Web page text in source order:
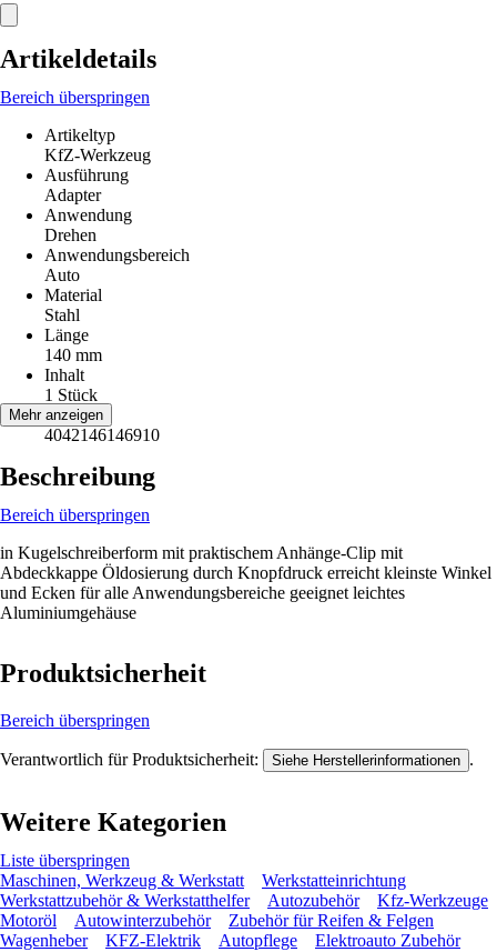
Artikeldetails
Bereich überspringen
Artikeltyp
KfZ-Werkzeug
Ausführung
Adapter
Anwendung
Drehen
Anwendungsbereich
Auto
Material
Stahl
Länge
140 mm
Inhalt
1 Stück
EAN
4042146146910
Mehr anzeigen
Beschreibung
Bereich überspringen
in Kugelschreiberform mit praktischem Anhänge-Clip mit
Abdeckkappe Öldosierung durch Knopfdruck erreicht kleinste Winkel
und Ecken für alle Anwendungsbereiche geeignet leichtes
Aluminiumgehäuse
Produktsicherheit
Bereich überspringen
Verantwortlich für Produktsicherheit: Siehe Herstellerinformationen .
Weitere Kategorien
Liste überspringen
Maschinen, Werkzeug & Werkstatt
Werkstatteinrichtung
Werkstattzubehör & Werkstatthelfer
Autozubehör
Kfz-Werkzeuge
Motoröl
Autowinterzubehör
Zubehör für Reifen & Felgen
Wagenheber
KFZ-Elektrik Autopflege
Elektroauto Zubehör